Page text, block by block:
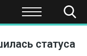
НАУКА И
статуса